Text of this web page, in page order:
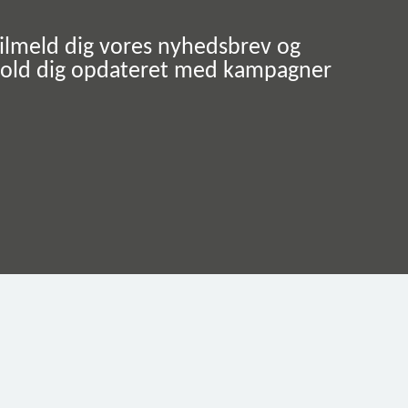
dig vores nyhedsbrev og
dig opdateret med kampagner